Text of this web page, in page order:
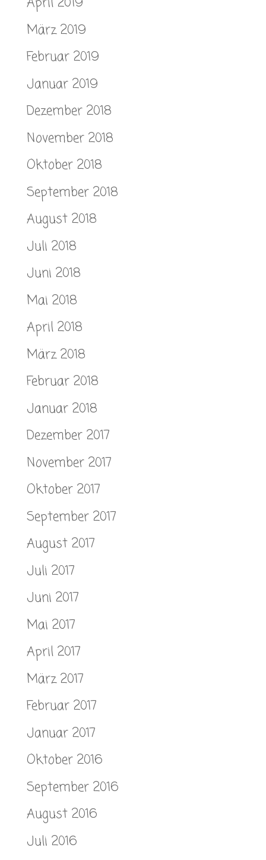
März 2019
Februar 2019
Januar 2019
Dezember 2018
November 2018
Oktober 2018
September 2018
August 2018
Juli 2018
Juni 2018
Mai 2018
April 2018
März 2018
Februar 2018
Januar 2018
Dezember 2017
November 2017
Oktober 2017
September 2017
August 2017
Juli 2017
Juni 2017
Mai 2017
April 2017
März 2017
Februar 2017
Januar 2017
Oktober 2016
September 2016
August 2016
Juli 2016